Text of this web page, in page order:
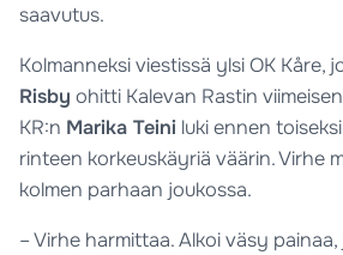
saavutus.
Kolmanneksi viestissä ylsi OK Kåre,
Risby ohitti Kalevan Rastin
KR:n Marika Teini luki ennen
rinteen korkeuskäyriä väärin. Virhe
kolmen parhaan joukossa.
– Virhe harmittaa. Alkoi väsy painaa,